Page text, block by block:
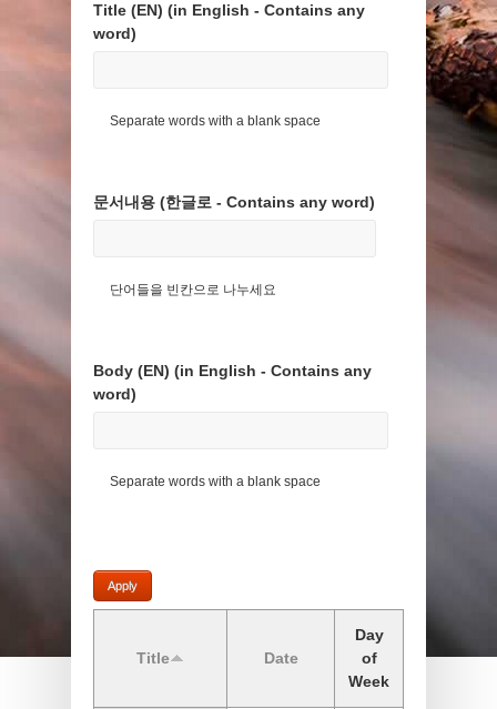
Title (EN) (in English - Contains any
word)
Separate words with a blank space
문서내용 (한글로 - Contains any word)
단어들을 빈칸으로 나누세요
Body (EN) (in English - Contains any
word)
Separate words with a blank space
Title Date
Day
of
Week